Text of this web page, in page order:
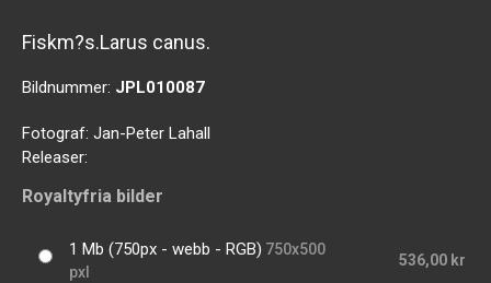
Fiskm?s.Larus canus.
Bildnummer: JPL010087
Fotograf: Jan-Peter Lahall
Releaser:
Royaltyfria bilder
1 Mb (750px - webb - RGB) 750x500
pxl
536,00 kr